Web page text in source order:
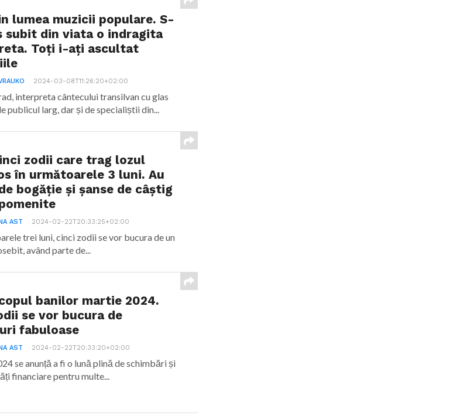
lumea muzicii populare. S-
subit din viata o indragita
Toți i-ați ascultat
2024-03-08T11:26:20+02:00
interpreta cântecului transilvan cu glas
publicul larg, dar și de specialiștii din...
zodii care trag lozul
în următoarele 3 luni. Au
bogăție și șanse de câștig
AST 2024-02-22T20:33:25+02:00
trei luni, cinci zodii se vor bucura de un
având parte de...
banilor martie 2024.
se vor bucura de
fabuloase
AST 2024-02-22T20:33:20+02:00
se anunță a fi o lună plină de schimbări și
financiare pentru multe...